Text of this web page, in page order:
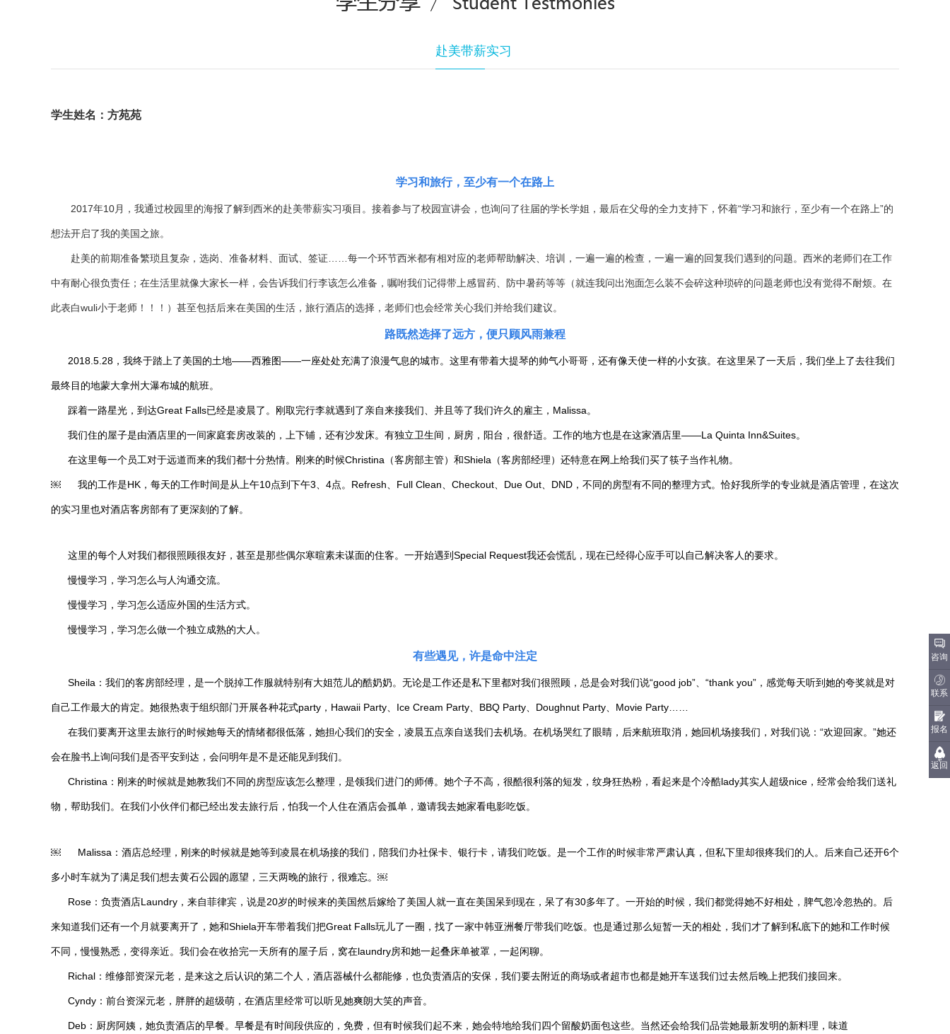
赴美带薪实习
学生姓名：方苑苑
学习和旅行，至少有一个在路上
2017年10月，我通过校园里的海报了解到西米的赴美带薪实习项目。接着参与了校园宣讲会，也询问了往届的学长学姐，最后在父母的全力支持下，怀着“学习和旅行，至少有一个在路上”的
想法开启了我的美国之旅。
赴美的前期准备繁琐且复杂，选岗、准备材料、面试、签证……每一个环节西米都有相对应的老师帮助解决、培训，一遍一遍的检查，一遍一遍的回复我们遇到的问题。西米的老师们在工作
中有耐心很负责任；在生活里就像大家长一样，会告诉我们行李该怎么准备，嘱咐我们记得带上感冒药、防中暑药等等（就连我问出泡面怎么装不会碎这种琐碎的问题老师也没有觉得不耐烦。在
此表白wuli小于老师！！！）甚至包括后来在美国的生活，旅行酒店的选择，老师们也会经常关心我们并给我们建议。
路既然选择了远方，便只顾风雨兼程
2018.5.28，我终于踏上了美国的土地——西雅图——一座处处充满了浪漫气息的城市。这里有带着大提琴的帅气小哥哥，还有像天使一样的小女孩。在这里呆了一天后，我们坐上了去往我们
最终目的地蒙大拿州大瀑布城的航班。
踩着一路星光，到达Great Falls已经是凌晨了。刚取完行李就遇到了亲自来接我们、并且等了我们许久的雇主，Malissa。
我们住的屋子是由酒店里的一间家庭套房改装的，上下铺，还有沙发床。有独立卫生间，厨房，阳台，很舒适。工作的地方也是在这家酒店里——La Quinta Inn&Suites。
在这里每一个员工对于远道而来的我们都十分热情。刚来的时候Christina（客房部主管）和Shiela（客房部经理）还特意在网上给我们买了筷子当作礼物。
￼ 我的工作是HK，每天的工作时间是从上午10点到下午3、4点。Refresh、Full Clean、Checkout、Due Out、DND，不同的房型有不同的整理方式。恰好我所学的专业就是酒店管理，在这次
的实习里也对酒店客房部有了更深刻的了解。
这里的每个人对我们都很照顾很友好，甚至是那些偶尔寒暄素未谋面的住客。一开始遇到Special Request我还会慌乱，现在已经得心应手可以自己解决客人的要求。
慢慢学习，学习怎么与人沟通交流。
慢慢学习，学习怎么适应外国的生活方式。
慢慢学习，学习怎么做一个独立成熟的大人。
有些遇见，许是命中注定
Sheila：我们的客房部经理，是一个脱掉工作服就特别有大姐范儿的酷奶奶。无论是工作还是私下里都对我们很照顾，总是会对我们说“good job”、“thank you”，感觉每天听到她的夸奖就是对
自己工作最大的肯定。她很热衷于组织部门开展各种花式party，Hawaii Party、Ice Cream Party、BBQ Party、Doughnut Party、Movie Party……
在我们要离开这里去旅行的时候她每天的情绪都很低落，她担心我们的安全，凌晨五点亲自送我们去机场。在机场哭红了眼睛，后来航班取消，她回机场接我们，对我们说：“欢迎回家。”她还
会在脸书上询问我们是否平安到达，会问明年是不是还能见到我们。
Christina：刚来的时候就是她教我们不同的房型应该怎么整理，是领我们进门的师傅。她个子不高，很酷很利落的短发，纹身狂热粉，看起来是个冷酷lady其实人超级nice，经常会给我们送礼
物，帮助我们。在我们小伙伴们都已经出发去旅行后，怕我一个人住在酒店会孤单，邀请我去她家看电影吃饭。
￼ Malissa：酒店总经理，刚来的时候就是她等到凌晨在机场接的我们，陪我们办社保卡、银行卡，请我们吃饭。是一个工作的时候非常严肃认真，但私下里却很疼我们的人。后来自己还开6个
多小时车就为了满足我们想去黄石公园的愿望，三天两晚的旅行，很难忘。￼
Rose：负责酒店Laundry，来自菲律宾，说是20岁的时候来的美国然后嫁给了美国人就一直在美国呆到现在，呆了有30多年了。一开始的时候，我们都觉得她不好相处，脾气忽冷忽热的。后
来知道我们还有一个月就要离开了，她和Shiela开车带着我们把Great Falls玩儿了一圈，找了一家中韩亚洲餐厅带我们吃饭。也是通过那么短暂一天的相处，我们才了解到私底下的她和工作时候
不同，慢慢熟悉，变得亲近。我们会在收拾完一天所有的屋子后，窝在laundry房和她一起叠床单被罩，一起闲聊。
Richal：维修部资深元老，是来这之后认识的第二个人，酒店器械什么都能修，也负责酒店的安保，我们要去附近的商场或者超市也都是她开车送我们过去然后晚上把我们接回来。
Cyndy：前台资深元老，胖胖的超级萌，在酒店里经常可以听见她爽朗大笑的声音。
Deb：厨房阿姨，她负责酒店的早餐。早餐是有时间段供应的，免费，但有时候我们起不来，她会特地给我们四个留酸奶面包这些。当然还会给我们品尝她最新发明的新料理，味道
咨询
联系
报名
返回